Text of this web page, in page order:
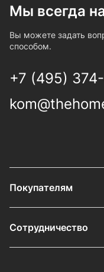
Мы всегда
Вы можете задать
способом.
+7 (495)
Покупателям
Сотрудничество